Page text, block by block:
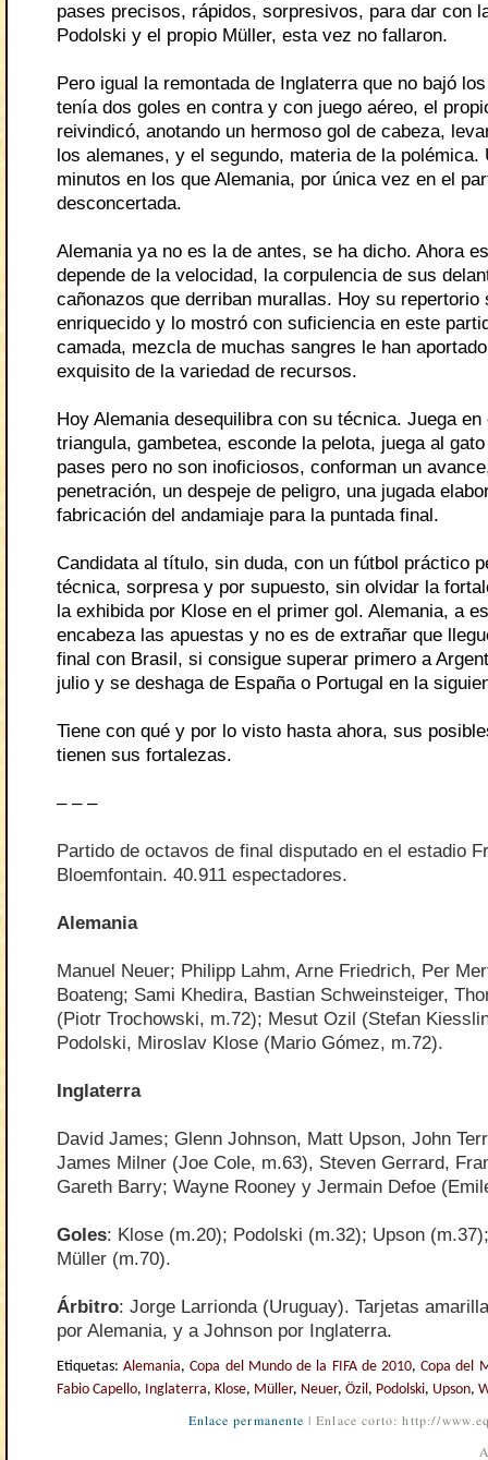
pases precisos, rápidos, sorpresivos, para dar con
Podolski y el propio Müller, esta vez no fallaron.
Pero igual la remontada de Inglaterra que no bajó
tenía dos goles en contra y con juego aéreo, el
reivindicó, anotando un hermoso gol de cabeza,
los alemanes, y el segundo, materia de la polémica.
minutos en los que Alemania, por única vez en el
desconcertada.
Alemania ya no es la de antes, se ha dicho. Ahora
depende de la velocidad, la corpulencia de sus
cañonazos que derriban murallas. Hoy su repertorio
enriquecido y lo mostró con suficiencia en este
camada, mezcla de muchas sangres le han
exquisito de la variedad de recursos.
Hoy Alemania desequilibra con su técnica. Juega
triangula, gambetea, esconde la pelota, juega al
pases pero no son inoficiosos, conforman un
penetración, un despeje de peligro, una jugada
fabricación del andamiaje para la puntada final.
Candidata al título, sin duda, con un fútbol práctico
técnica, sorpresa y por supuesto, sin olvidar la
la exhibida por Klose en el primer gol. Alemania, a
encabeza las apuestas y no es de extrañar que
final con Brasil, si consigue superar primero a
julio y se deshaga de España o Portugal en la
Tiene con qué y por lo visto hasta ahora, sus
tienen sus fortalezas.
– – –
Partido de octavos de final disputado en el estadio
Bloemfontain. 40.911 espectadores.
Alemania
Manuel Neuer; Philipp Lahm, Arne Friedrich, Per
Boateng; Sami Khedira, Bastian Schweinsteiger,
(Piotr Trochowski, m.72); Mesut Ozil (Stefan
Podolski, Miroslav Klose (Mario Gómez, m.72).
Inglaterra
David James; Glenn Johnson, Matt Upson, John
James Milner (Joe Cole, m.63), Steven Gerrard,
Gareth Barry; Wayne Rooney y Jermain Defoe
Goles: Klose (m.20); Podolski (m.32); Upson
Müller (m.70).
Árbitro: Jorge Larrionda (Uruguay). Tarjetas
por Alemania, y a Johnson por Inglaterra.
Etiquetas:Alemania,Copa del Mundo de la FIFA de 2010,Copa del
Fabio Capello, Inglaterra, Klose, Müller, Neuer, Özil, Podolski, Upson,
Enlace permanente | Enlace corto: http://